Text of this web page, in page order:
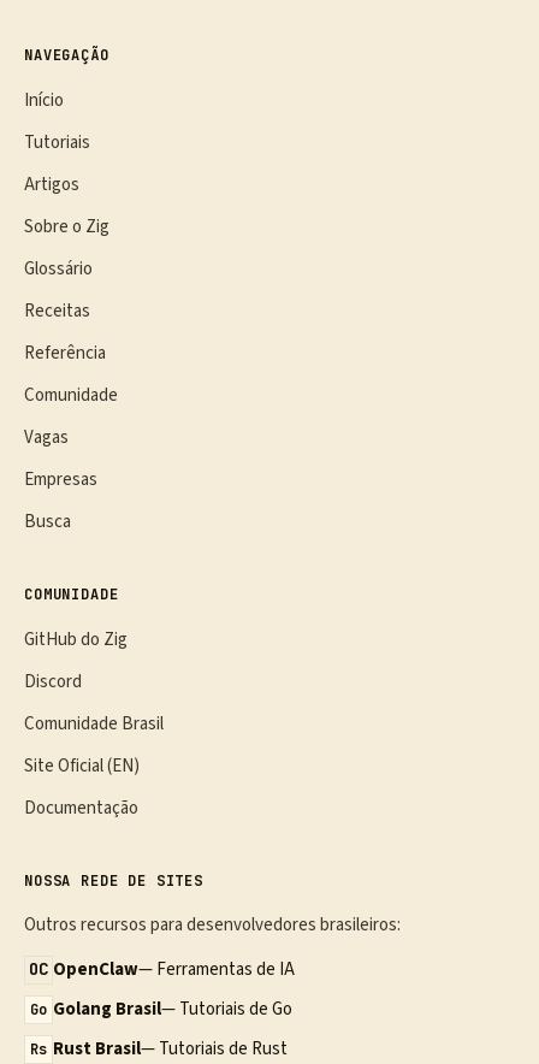
NAVEGAÇÃO
Início
Tutoriais
Artigos
Sobre o Zig
Glossário
Receitas
Referência
Comunidade
Vagas
Empresas
Busca
COMUNIDADE
GitHub do Zig
Discord
Comunidade Brasil
Site Oficial (EN)
Documentação
NOSSA REDE DE SITES
Outros recursos para desenvolvedores brasileiros:
OC OpenClaw— Ferramentas de IA
Go Golang Brasil— Tutoriais de Go
Rs Rust Brasil— Tutoriais de Rust